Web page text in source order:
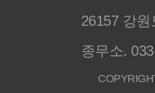
26157 강
종무소.